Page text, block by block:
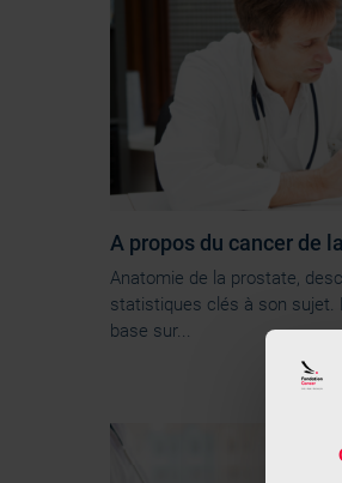
A propos du cancer de
Anatomie de la prostate,
statistiques clés à son sujet.
base sur...